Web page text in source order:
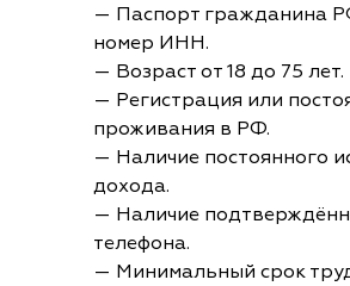
— Паспорт гражданина
номер ИНН.
— Возраст от 18 до 75 лет.
— Регистрация или
проживания в РФ.
— Наличие постоянного
дохода.
— Наличие
телефона.
— Минимальный срок